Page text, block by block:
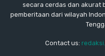
secara cerdas dan akurat
pemberitaan dari wilayah
Contact us: